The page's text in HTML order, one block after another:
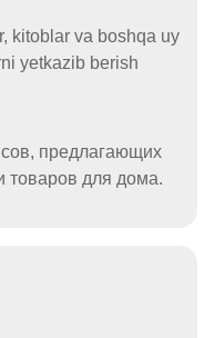
kitoblar va boshqa uy
yetkazib berish
предлагающих
товаров для дома.